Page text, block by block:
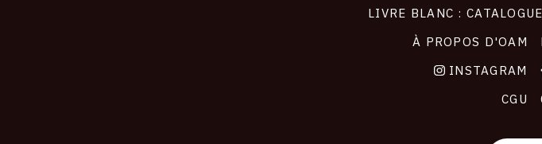
LIVRE BLANC :
À PROPOS D'OAM
INSTAGRAM
CGU